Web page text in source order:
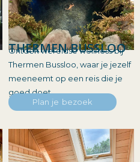
THERMEN BUSSLOO
Ontdek wereldse wellness bij
Thermen Bussloo, waar je jezelf
meeneemt op een reis die je
goed doet.
Plan je bezoek